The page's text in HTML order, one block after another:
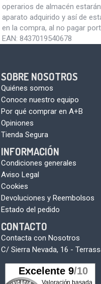
operarios de almacén
aparato adquirido y así de
en la compra, al no pagar
EAN: 8437019540678
SOBRE NOSOTROS
Quiénes somos
Conoce nuestro equipo
Por qué comprar en A+B
Opiniones
Tienda Segura
INFORMACIÓN
Condiciones generales
Aviso Legal
Cookies
Devoluciones y Reembolsos
Estado del pedido
CONTACTO
Contacta con Nosotros
C/ Sierra Nevada, 16 -